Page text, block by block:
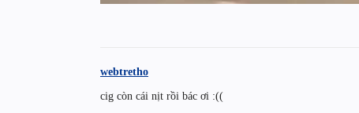
webtretho
cig còn cái nịt rồi bác ơi :((